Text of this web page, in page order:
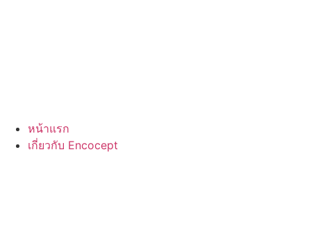
หน้าแรก
เกี่ยวกับ Encocept